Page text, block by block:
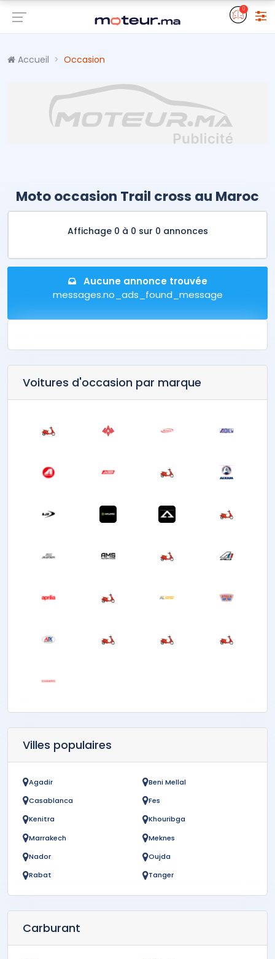
0
Accueil Occasion
Moto occasion Trail cross au Maroc
Affichage 0 à 0 sur 0 annonces
Aucune annonce trouvée
messages.no_ads_found_message
Voitures d'occasion par marque
Villes populaires
Agadir
Beni Mellal
Casablanca
Fes
Kenitra
Khouribga
Marrakech
Meknes
Nador
Oujda
Rabat
Tanger
Carburant